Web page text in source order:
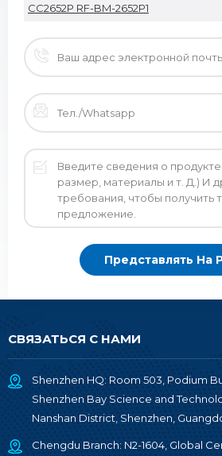
CC2652P RF-BM-2652P1
СВЯЗАТЬСЯ С НАМИ
Shenzhen HQ: Room 503, Podium
Shenzhen Bay Science and
Nanshan District, Shenzhen,
Chengdu Branch: N2-1604, Global